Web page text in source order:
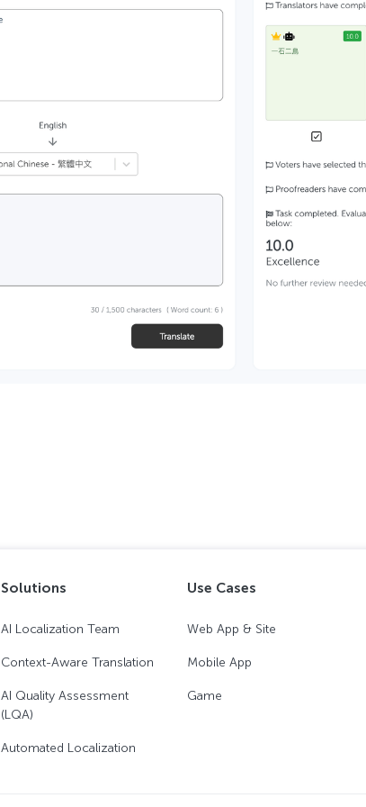
Solutions
AI Localization Team
Context-Aware Translation
AI Quality Assessment
(LQA)
Automated Localization
Use Cases
Web App & Site
Mobile App
Game